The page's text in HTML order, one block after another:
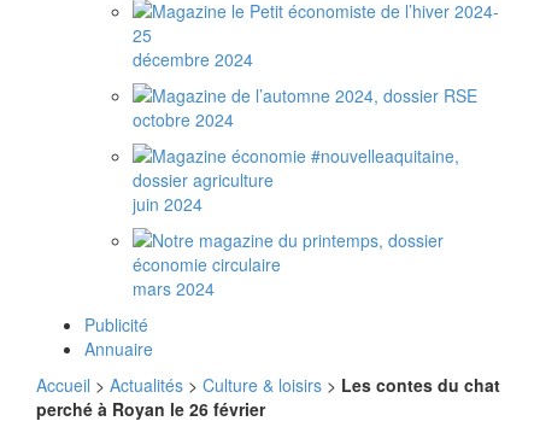
décembre 2024
octobre 2024
juin 2024
mars 2024
Publicité
Annuaire
Accueil > Actualités > Culture & loisirs > Les contes du chat
perché à Royan le 26 février